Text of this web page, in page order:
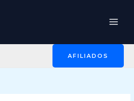
AFILIADOS